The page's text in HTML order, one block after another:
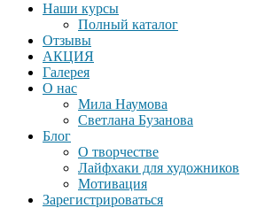
Наши курсы
Полный каталог
Отзывы
АКЦИЯ
Галерея
О нас
Мила Наумова
Светлана Бузанова
Блог
О творчестве
Лайфхаки для художников
Мотивация
Зарегистрироваться